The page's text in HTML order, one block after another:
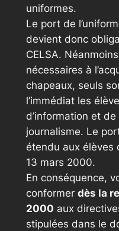
uniformes.
Le port de
devient donc
CELSA.
nécessaires à
chapeaux, seuls
l’immédiat les
d’information et
journalisme. Le
étendu aux élèves
13 mars 2000.
En conséquence,
conformer dès la
2000 aux
stipulées dans le